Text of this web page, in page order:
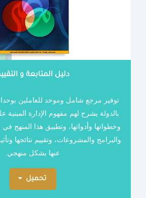
دليل المتابعة و
توفير مرجع شامل وموحد للعاملين بوحدات
بالدولة يشرح لهم مفهوم الإدارة المبنية
وخطواتها وأدواتها، وتطبيق هذا المنهج
والبرامج والمشروعات، وتقييم نتائجها
عنها بشكل منهجي.
تحميل